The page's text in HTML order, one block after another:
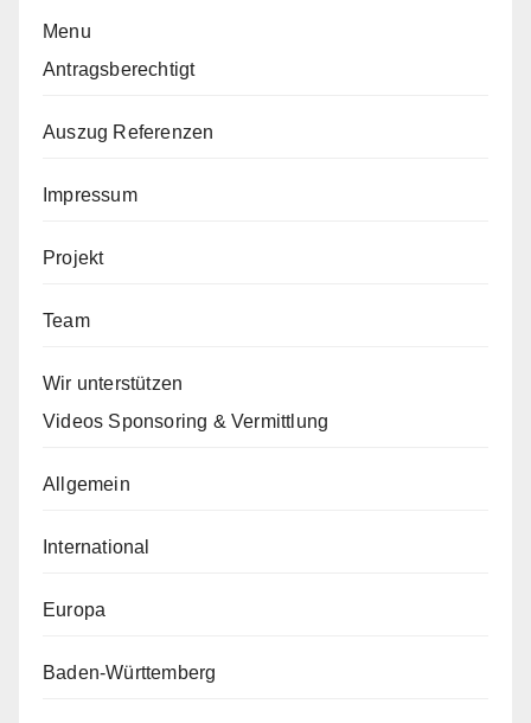
Menu
Antragsberechtigt
Auszug Referenzen
Impressum
Projekt
Team
Wir unterstützen
Videos Sponsoring & Vermittlung
Allgemein
International
Europa
Baden-Württemberg